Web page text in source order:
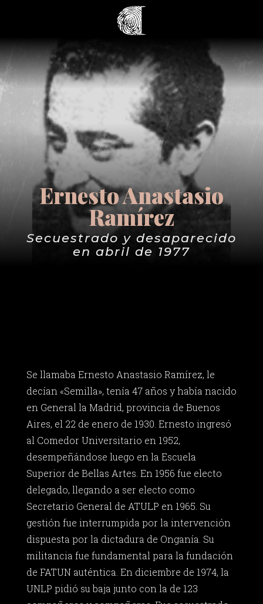
Ernesto Anastasio
Ramírez
Secuestrado y desaparecido
en abril de 1977
Se llamaba Ernesto Anastasio Ramírez, le
decían «Semilla», tenía 47 años y había nacido
en General la Madrid, provincia de Buenos
Aires, el 22 de enero de 1930. Ernesto ingresó
al Comedor Universitario en 1952,
desempeñándose luego en la Escuela
Superior de Bellas Artes. En 1956 fue electo
delegado, llegando a ser electo como
Secretario General de ATULP en 1965. Su
gestión fue interrumpida por la intervención
dispuesta por la dictadura de Onganía. Su
militancia fue fundamental para la fundación
de FATUN auténtica. En diciembre de 1974, la
UNLP pidió su baja junto con la de 123